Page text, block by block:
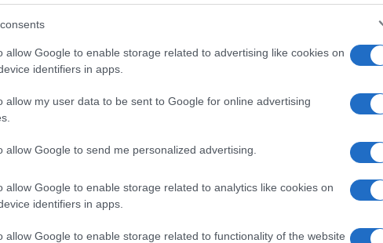
allow Google to enable storage related to advertising like cookies on
identifiers in apps.
allow my user data to be sent to Google for online advertising
allow Google to send me personalized advertising.
allow Google to enable storage related to analytics like cookies on
identifiers in apps.
allow Google to enable storage related to functionality of the website
tega jih je 5592 prejelo prvi odmerek, 5412 drugega, je
Preizkusi zdaj
878.417 ljudi, starejših od 18 let, oz. 51 odstotkov. Med
64 odstotkov ljudi.